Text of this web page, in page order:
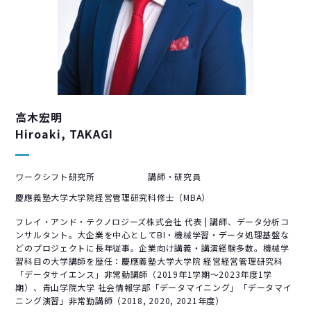
高木宏明
Hiroaki, TAKAGI
ワークシフト研究所 講師・研究員
慶應義塾大学大学院経営管理研究科修士（MBA）
フレイ・アンド・テクノロジーズ株式会社 代表 | 講師、データ分析コ
ンサルタント。大企業を中心としてBI・機械学習・データ処理基盤な
どのプロジェクトに長年従事。企業向け講義・講演経験多数。機械学
習科目の大学講師を歴任：慶應義塾大学大学院 経営経営管理研究科
「データサイエンス」非常勤講師（2019年1学期～2023年度1学
期）、青山学院大学 社会情報学部「データマイニング」「データマイ
ニング演習」非常勤講師（2018, 2020, 2021年度）